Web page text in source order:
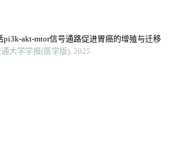
pi3k-akt-mtor信号通路促进胃癌的增殖与迁移
大学学报(医学版), 2025